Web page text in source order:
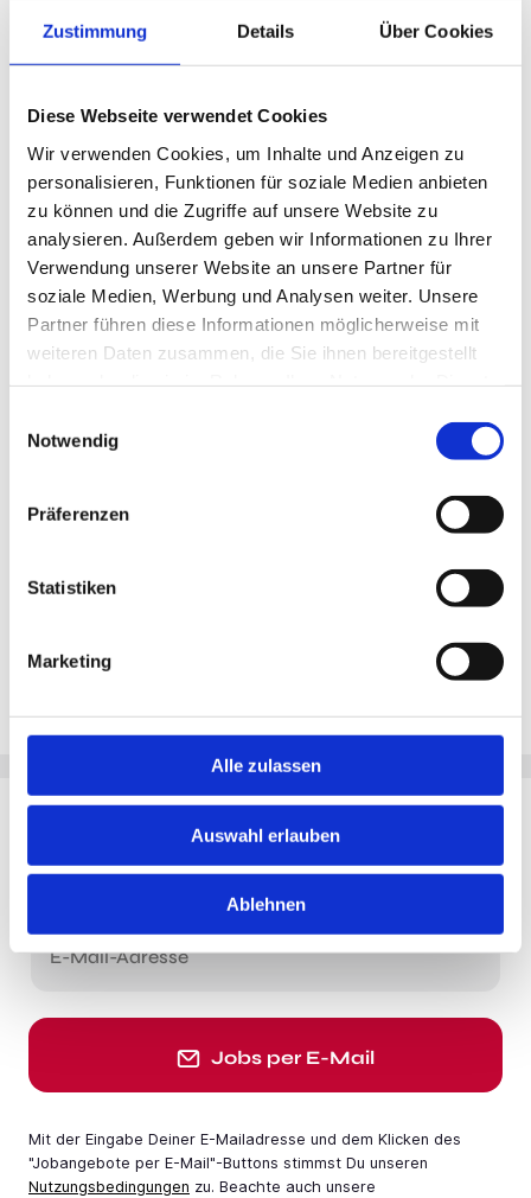
Zustimmung Details Über Cookies
Diese Webseite verwendet Cookies
Wir verwenden Cookies, um Inhalte und Anzeigen zu
personalisieren, Funktionen für soziale Medien anbieten
zu können und die Zugriffe auf unsere Website zu
analysieren. Außerdem geben wir Informationen zu Ihrer
Verwendung unserer Website an unsere Partner für
soziale Medien, Werbung und Analysen weiter. Unsere
Partner führen diese Informationen möglicherweise mit
weiteren Daten zusammen, die Sie ihnen bereitgestellt
Notwendig
Präferenzen
Statistiken
Marketing
Alle zulassen
Auswahl erlauben
Ablehnen
Ihr Ansprechpartner:
Grafenberger AlleeJetzt bewerben!
T.: 0211 -Jetzt bewerben! E.:Jetzt bewerben!
Jetzt schnell bewerben
Neu!
Merken
Standort:
E-Mail-Adresse
Jobs per E-Mail
Mit der Eingabe Deiner E-Mail­adresse und dem Klicken des
"Jobangebote per E-Mail"-Buttons stimmst Du unseren
Nutzungsbedingungen zu. Beachte auch unsere